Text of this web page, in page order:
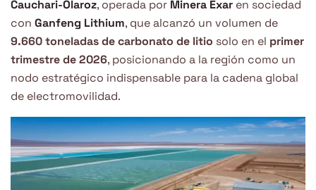
Cauchari-Olaroz, operada por Minera Exar en sociedad
con Ganfeng Lithium, que alcanzó un volumen de
9.660 toneladas de carbonato de litio solo en el primer
trimestre de 2026, posicionando a la región como un
nodo estratégico indispensable para la cadena global
de electromovilidad.